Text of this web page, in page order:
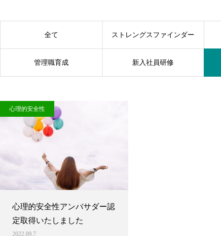
全て ストレングスファインダー
管理職育成 新入社員研修
心理的安全性
心理的安全性アンバサダー認
定取得いたしました
2022.09.7